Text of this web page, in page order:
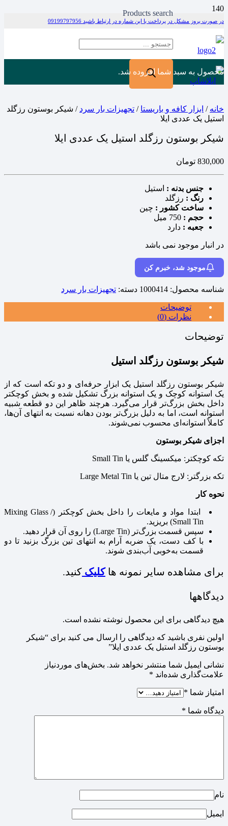
در صورت بروز مشکل در پرداخت با این شماره در ارتباط باشید 09199797956
Products search
محصول به سبد شما افزوده شد.
خانه / ابزار کافه و باریستا / تجهیزات بار سرد / شیکر بوستون رزگلد
استیل یک عددی ایلا
شیکر بوستون رزگلد استیل یک عددی ایلا
830,000 تومان
جنس بدنه : استیل
رنگ : رزگلد
ساخت کشور : چین
حجم :
جعبه : دارد
در انبار موجود نمی باشد
موجود شد، خبرم کن
شناسه محصول: 1000414 دسته: تجهیزات بار سرد
توضیحات
نظرات (0)
توضیحات
شیکر بوستون رزگلد استیل
شیکر بوستون رزگلد استیل یک ابزار حرفه‌ای و دو تکه است که از
یک استوانه کوچک و یک استوانه بزرگ تشکیل شده و بخش کوچکتر
داخل بخش بزرگ‌تر قرار می‌گیرد. هرچند ظاهر این دو قطعه شبیه
استوانه است، اما به دلیل بزرگ‌تر بودن دهانه نسبت به انتهای آن‌ها،
کاملاً استوانه‌ای محسوب نمی‌شوند.
اجزای شیکر بوستون
تکه کوچکتر: میکسینگ گلس یا Small Tin
تکه بزرگتر: لارج متال تین یا Large Metal Tin
نحوه کار
ابتدا مواد و مایعات را داخل بخش کوچکتر (Mixing Glass /
Small Tin) بریزید.
سپس قسمت بزرگ‌تر (Large Tin) را روی آن قرار دهید.
با کف دست، یک ضربه آرام به انتهای تین بزرگ بزنید تا دو
قسمت به‌خوبی آب‌بندی شوند.
برای مشاهده سایر نمونه هاکلیک کنید.
دیدگاهها
هیچ دیدگاهی برای این محصول نوشته نشده است.
اولین نفری باشید که دیدگاهی را ارسال می کنید برای “شیکر
بوستون رزگلد استیل یک عددی ایلا”
نشانی ایمیل شما منتشر نخواهد شد. بخش‌های موردنیاز
علامت‌گذاری شده‌اند *
امتیاز شما *
دیدگاه شما *
نام
ایمیل